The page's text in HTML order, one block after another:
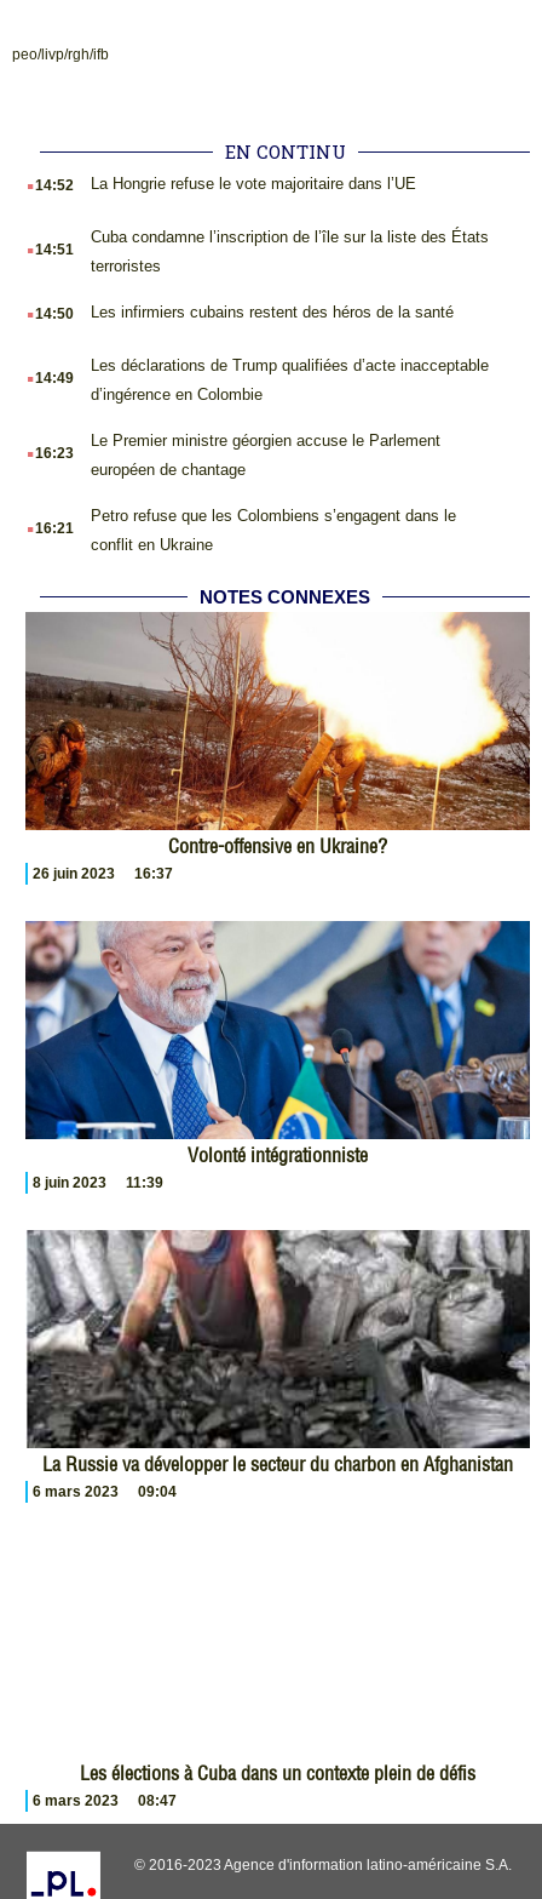
peo/livp/rgh/ifb
EN CONTINU
.14:52 La Hongrie refuse le vote majoritaire dans l’UE
.14:51
Cuba condamne l’inscription de l’île sur la liste des États
terroristes
.14:50 Les infirmiers cubains restent des héros de la santé
.14:49
Les déclarations de Trump qualifiées d’acte inacceptable
d’ingérence en Colombie
.16:23
Le Premier ministre géorgien accuse le Parlement
européen de chantage
.16:21
Petro refuse que les Colombiens s’engagent dans le
conflit en Ukraine
NOTES CONNEXES
Contre-offensive en Ukraine?
26 juin 2023 16:37
Volonté intégrationniste
8 juin 2023 11:39
La Russie va développer le secteur du charbon en Afghanistan
6 mars 2023 09:04
Les élections à Cuba dans un contexte plein de défis
6 mars 2023 08:47
© 2016-2023 Agence d'information latino-américaine S.A.